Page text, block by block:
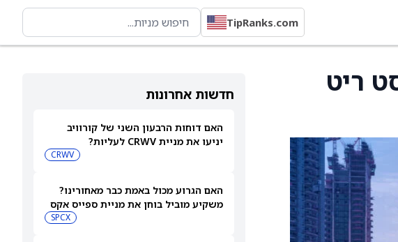
TipRanks.com
חדשות אחרונות
האם דוחות הרבעון השני של קורוויב
יניעו את מניית CRWV לעליות?
CRWV
האם הגרוע מכול באמת כבר מאחורינו?
משקיע מוביל בוחן את מניית ספייס אקס
SPCX
ריט